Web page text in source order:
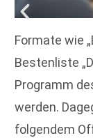
Formate wie
Bestenliste
Programm
werden.
folgendem